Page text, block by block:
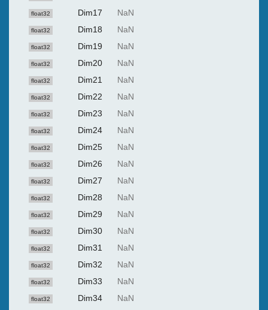
float32 Dim17 NaN
float32 Dim18 NaN
float32 Dim19 NaN
float32 Dim20 NaN
float32 Dim21 NaN
float32 Dim22 NaN
float32 Dim23 NaN
float32 Dim24 NaN
float32 Dim25 NaN
float32 Dim26 NaN
float32 Dim27 NaN
float32 Dim28 NaN
float32 Dim29 NaN
float32 Dim30 NaN
float32 Dim31 NaN
float32 Dim32 NaN
float32 Dim33 NaN
float32 Dim34 NaN